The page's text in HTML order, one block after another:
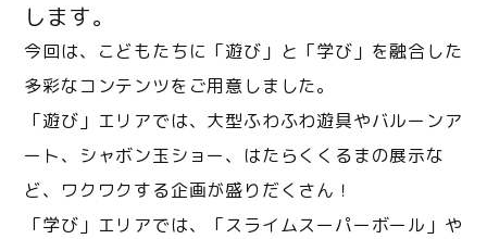
します。
今回は、こどもたちに「遊び」と「学び」を融合した
多彩なコンテンツをご用意しました。
「遊び」エリアでは、大型ふわふわ遊具やバルーンア
ート、シャボン玉ショー、はたらくくるまの展示な
ど、ワクワクする企画が盛りだくさん！
「学び」エリアでは、「スライムスーパーボール」や